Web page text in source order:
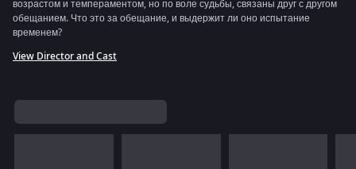
возрастом и темпераментом, но по воле судьбы, связаны друг с другом
обещанием. Что это за обещание, и выдержит ли оно испытание
временем?
View Director and Cast